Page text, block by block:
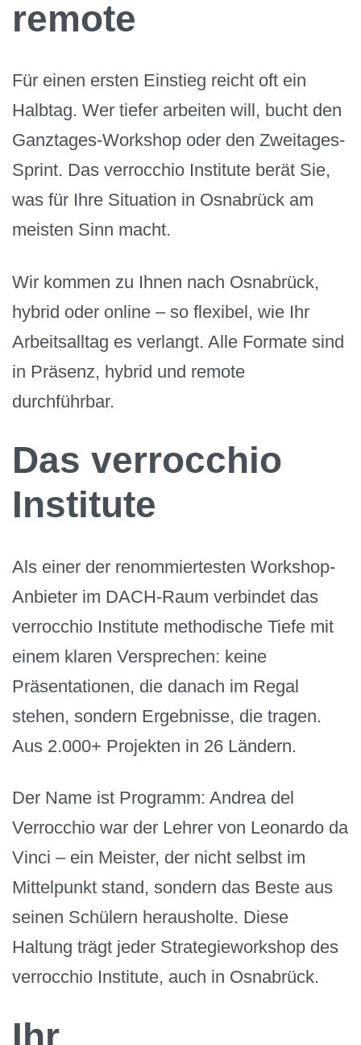
remote
Für einen ersten Einstieg reicht oft ein
Halbtag. Wer tiefer arbeiten will, bucht den
Ganztages-Workshop oder den Zweitages-
Sprint. Das verrocchio Institute berät Sie,
was für Ihre Situation in Osnabrück am
meisten Sinn macht.
Wir kommen zu Ihnen nach Osnabrück,
hybrid oder online – so flexibel, wie Ihr
Arbeitsalltag es verlangt. Alle Formate sind
in Präsenz, hybrid und remote
durchführbar.
Das verrocchio
Institute
Als einer der renommiertesten Workshop-
Anbieter im DACH-Raum verbindet das
verrocchio Institute methodische Tiefe mit
einem klaren Versprechen: keine
Präsentationen, die danach im Regal
stehen, sondern Ergebnisse, die tragen.
Aus 2.000+ Projekten in 26 Ländern.
Der Name ist Programm: Andrea del
Verrocchio war der Lehrer von Leonardo da
Vinci – ein Meister, der nicht selbst im
Mittelpunkt stand, sondern das Beste aus
seinen Schülern herausholte. Diese
Haltung trägt jeder Strategieworkshop des
verrocchio Institute, auch in Osnabrück.
Ihr